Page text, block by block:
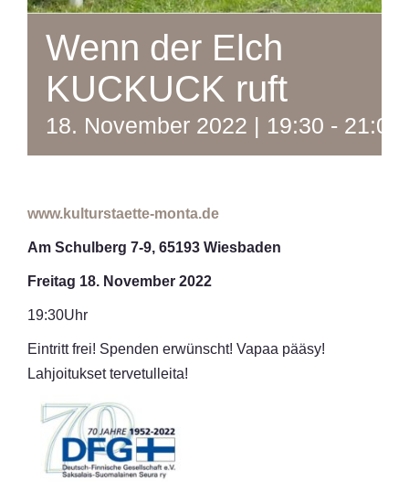
Wenn der Elch
KUCKUCK ruft
18. November 2022 | 19:30 - 21:00
www.kulturstaette-monta.de
Am Schulberg 7-9, 65193 Wiesbaden
Freitag 18. November 2022
19:30Uhr
Eintritt frei! Spenden erwünscht! Vapaa pääsy!
Lahjoitukset tervetulleita!